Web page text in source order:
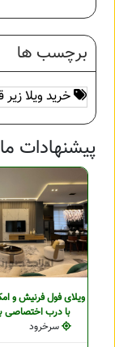
برچسب ها
خرید ویلا
پیشنهادات
ویلای فول فرنیش و
با درب اختصاصی
سرخرود